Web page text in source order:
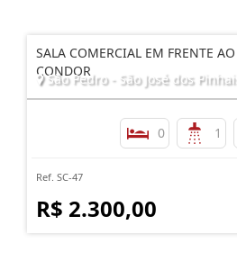
SALA COMERCIAL EM FRENTE
CONDOR
São Pedro - São José dos
0 1
Ref. SC-47
R$ 2.300,00